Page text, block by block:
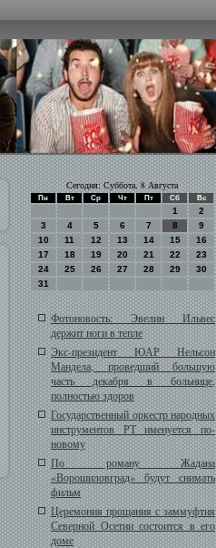
Сегодня: Суббота, 8 Августа
Пн Вт Ср Чт Пт Сб Вс
1
2
3
4 5 6 7 8
9
10
11 12 13 14 15
16
17
18 19 20 21 22
23
24
25 26 27 28 29
30
31
Фотоновость: Эвелин Ильвес
держит ноги в тепле
Экс-президент ЮАР Нельсон
Мандела, проведший большую
часть декабря в больнице,
полностью здоров
Государственный оркестр народных
инструментов РТ именуется по-
новому
По роману Жадана
«Ворошиловград» будут снимать
фильм
Церемония прощания с заммуфтия
Северной Осетии состоится в его
доме